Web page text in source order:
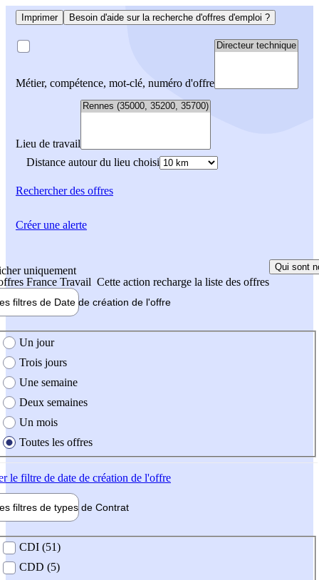
Imprimer Besoin d'aide sur la recherche d'offres d'emploi ?
Métier, compétence, mot-clé, numéro d'offre
Lieu de travail
Distance autour du lieu choisi
Rechercherdes offres
uniquement
France Travail Cette action recharge la liste des offres
Qui sont
filtres de Date de création de l'offre
création de l'offre
Un jour
Trois jours
Une semaine
Deux semaines
Un mois
Toutes les offres
le filtre de date de création de l'offre
filtres de types de Contrat
contrat
CDI (51)
CDD (5)
Créer une alerte